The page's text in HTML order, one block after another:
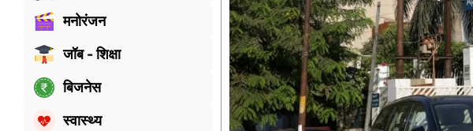
मनोरंजन
जॉब - शिक्षा
बिजनेस
स्वास्थ्य